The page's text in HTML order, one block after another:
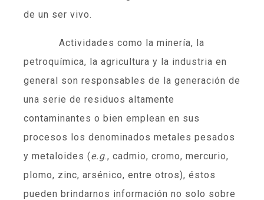
de un ser vivo.
Actividades como la minería, la
petroquímica, la agricultura y la industria en
general son responsables de la generación de
una serie de residuos altamente
contaminantes o bien emplean en sus
procesos los denominados metales pesados
y metaloides (e.g., cadmio, cromo, mercurio,
plomo, zinc, arsénico, entre otros), éstos
pueden brindarnos información no solo sobre